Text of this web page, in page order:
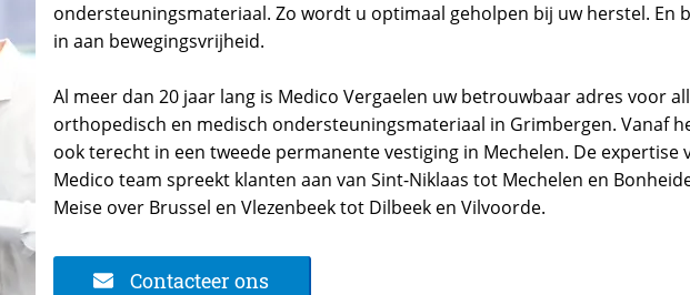
ondersteuningsmateriaal. Zo wordt u optimaal geholpen bij uw herstel. En
in aan bewegingsvrijheid.
Al meer dan 20 jaar lang is Medico Vergaelen uw betrouwbaar adres voor
orthopedisch en medisch ondersteuningsmateriaal in Grimbergen. Vanaf
ook terecht in een tweede permanente vestiging in Mechelen. De expertise
Medico team spreekt klanten aan van Sint-Niklaas tot Mechelen en
Meise over Brussel en Vlezenbeek tot Dilbeek en Vilvoorde.
Contacteer ons